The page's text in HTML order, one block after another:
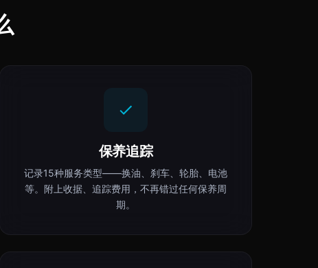
保养追踪
记录15种服务类型——换油、刹车、轮胎、电池
等。附上收据、追踪费用，不再错过任何保养周
期。